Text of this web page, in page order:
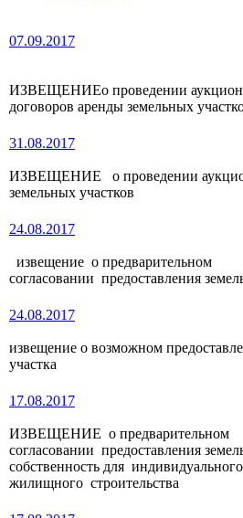
07.09.2017
ИЗВЕЩЕНИЕо проведении
договоров аренды земельных
31.08.2017
ИЗВЕЩЕНИЕ о проведении
земельных участков
24.08.2017
извещение о предварительном
согласовании предоставления
24.08.2017
извещение о возможном
участка
17.08.2017
ИЗВЕЩЕНИЕ о предварительном
согласовании предоставления
собственность для индивидуального
жилищного строительства